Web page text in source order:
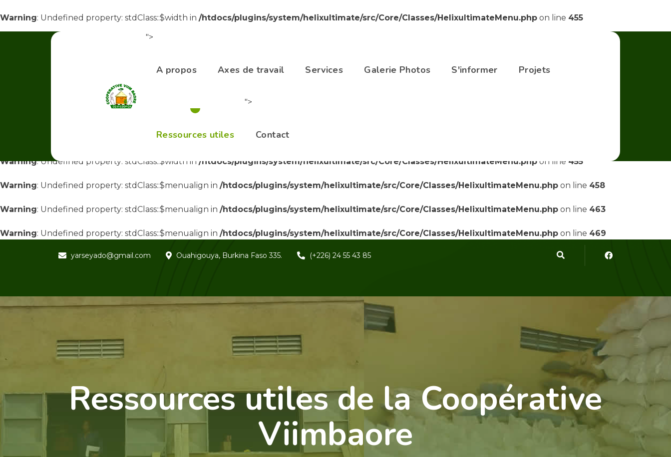
Warning: Undefined property: stdClass::$width in /htdocs/plugins/system/helixultimate/src/Core/Classes/HelixultimateMenu.php on line 455
: Undefined property: stdClass::$width in
: Undefined property: stdClass::$menualign in /htdocs/plugins/system/helixultimate/src/Core/Classes/HelixultimateMenu.php
: Undefined property: stdClass::$menualign in
: Undefined property: stdClass::$menualign in
: Undefined property: stdClass::$width in/htdocs/plugins/system/helixultimate/src/Core/Classes/HelixultimateMenu.php
Warning: Undefined property: stdClass::$width in /htdocs/plugins/system/helixultimate/src/Core/Classes/HelixultimateMenu.php on line 455
Warning: Undefined property: stdClass::$menualign in /htdocs/plugins/system/helixultimate/src/Core/Classes/HelixultimateMenu.php on line 458
Warning: Undefined property: stdClass::$menualign in /htdocs/plugins/system/helixultimate/src/Core/Classes/HelixultimateMenu.php on line 463
Warning: Undefined property: stdClass::$menualign in /htdocs/plugins/system/helixultimate/src/Core/Classes/HelixultimateMenu.php on line 469
yarseyado@gmail.com Ouahigouya, Burkina Faso 335. (+226) 24 55 43 85
">
A propos Axes de travail Services Galerie Photos S'informer Projets
Ressources utiles
">
Contact
Ressources utiles de la Coopérative
Viimbaore